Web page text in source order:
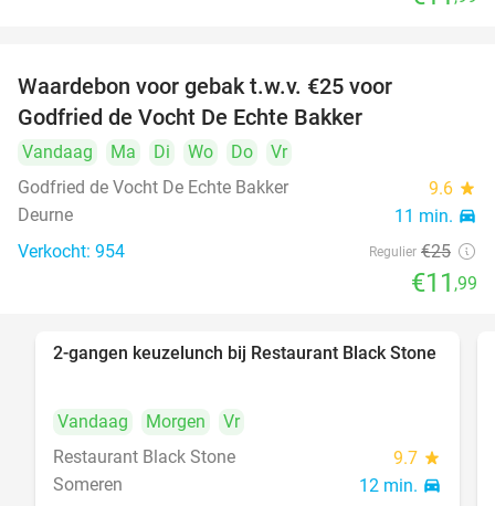
Waardebon voor gebak t.w.v. €25 voor
Godfried de Vocht De Echte Bakker
Vandaag Ma Di Wo Do
Vr
Godfried de Vocht De Echte Bakker
9.6 star
Deurne 11 min. directions_car
Verkocht: 954 Regulier €25
€11 ,99
36%
2-gangen keuzelunch bij Restaurant Black Stone
Vandaag Morgen
Vr
Restaurant Black Stone
9.7 star
Someren 12 min. directions_car